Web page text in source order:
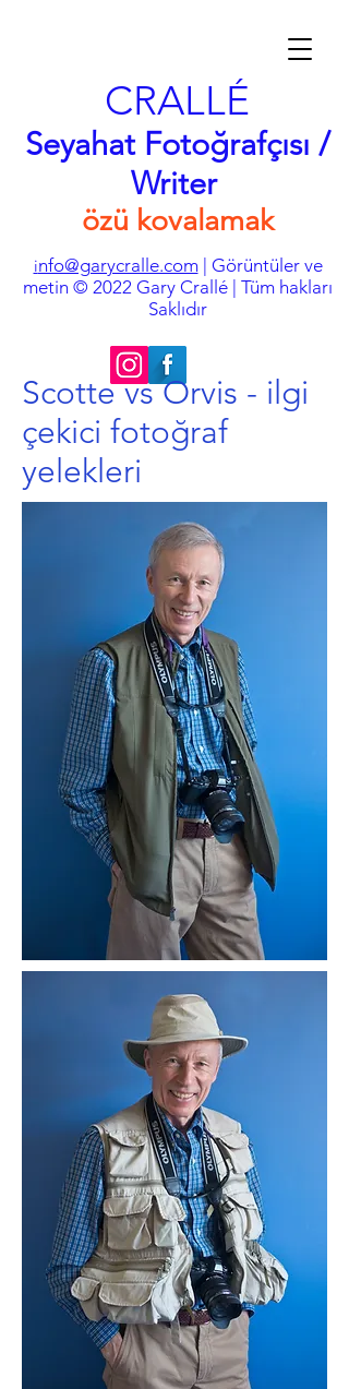
CRALLÉ
Seyahat Fotoğrafçısı /
Writer
özü kovalamak
info@garycralle.com| Görüntüler ve
metin © 2022 Gary Crallé | Tüm hakları
Saklıdır
Scotte vs Orvis - ilgi
çekici fotoğraf
yelekleri